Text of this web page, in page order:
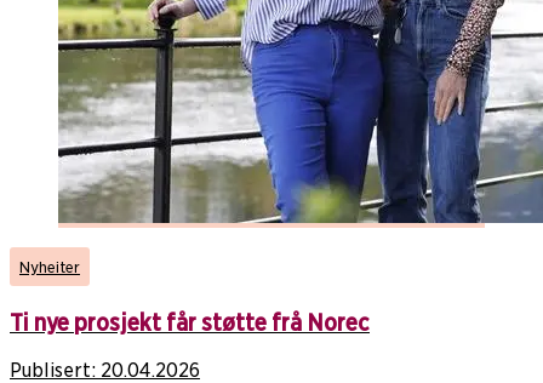
Nyheiter
Ti nye prosjekt får støtte frå Norec
Publisert: 20.04.2026